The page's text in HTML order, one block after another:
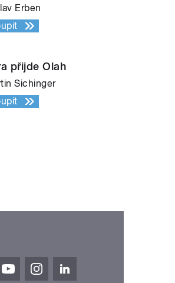
Erben
přijde Olah
Sichinger